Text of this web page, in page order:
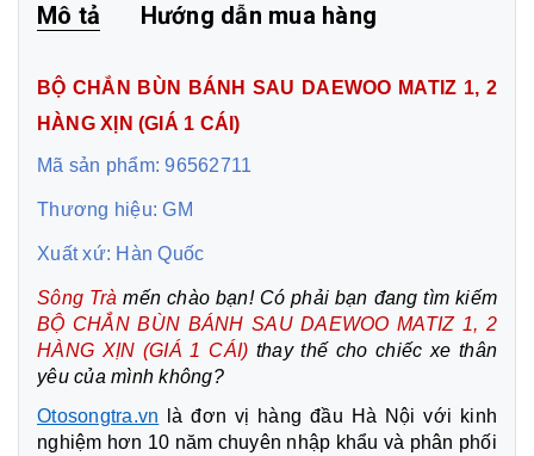
Mô tả Hướng dẫn mua hàng
BỘ CHẮN BÙN BÁNH SAU DAEWOO MATIZ 1, 2
HÀNG XỊN (GIÁ 1 CÁI)
Mã sản phẩm: 96562711
Thương hiệu: GM
Xuất xứ: Hàn Quốc
Sông Tràmến chào bạn! Có phải bạn đang tìm kiếm
BỘ CHẮN BÙN BÁNH SAU DAEWOO MATIZ 1, 2
HÀNG XỊN (GIÁ 1 CÁI) thay thế cho chiếc xe thân
yêu của mình không?
Otosongtra.vn
là đơn vị hàng đầu Hà Nội với kinh
nghiệm hơn 10 năm chuyên nhập khẩu và phân phối